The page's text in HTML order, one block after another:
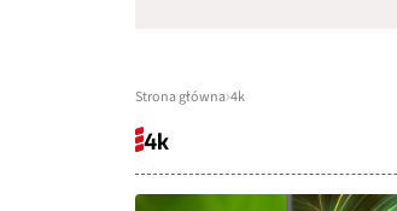
Strona główna 4k
4k